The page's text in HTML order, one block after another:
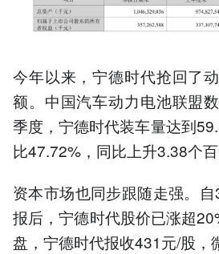
今年以来，宁德时代抢回了
额。中国汽车动力电池联盟
季度，宁德时代装车量达到
比47.72%，同比上升3.38个百
资本市场也同步跟随走强。
报后，宁德时代股价已涨超
盘，宁德时代报收431元/股，